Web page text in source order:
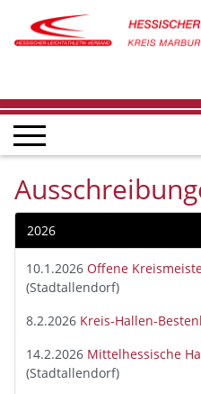
2026
10.1.2026 Offene
(Stadtallendorf)
8.2.2026 Kreis-Hallen-
14.2.2026 Mittelhessische
(Stadtallendorf)